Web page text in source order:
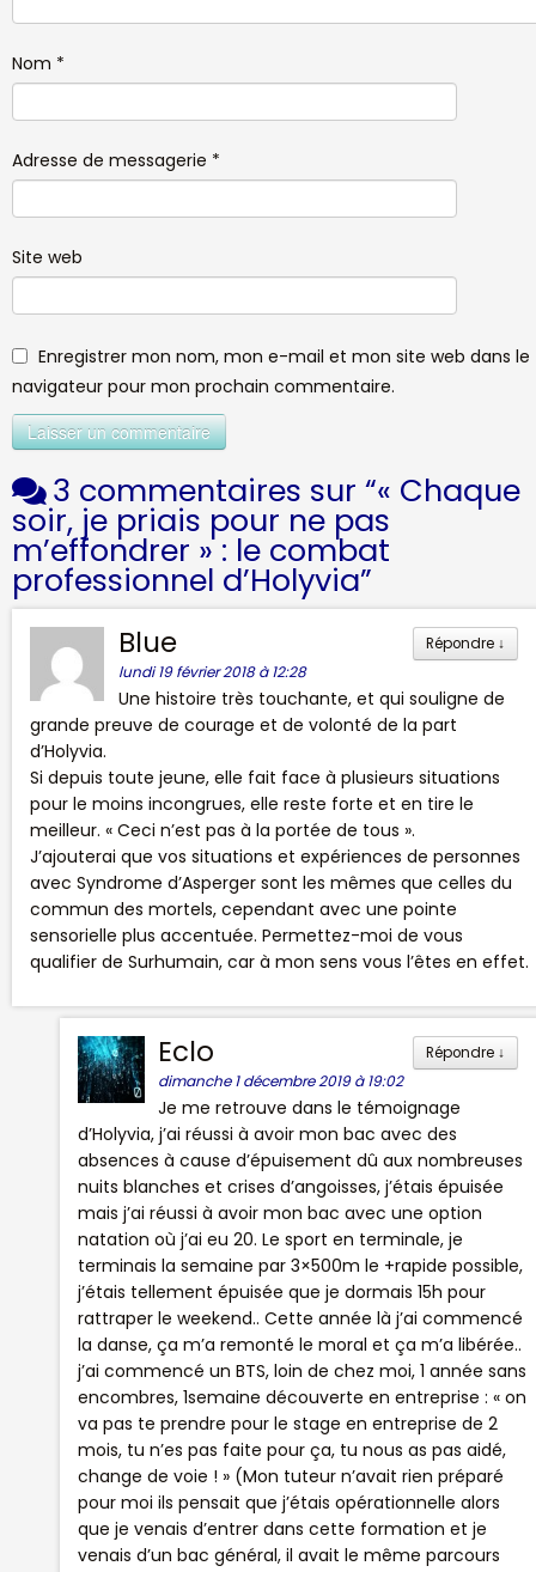
Nom *
Adresse de messagerie *
Site web
Enregistrer mon nom, mon e-mail et mon site web dans le
navigateur pour mon prochain commentaire.
3 commentaires sur “« Chaque
soir, je priais pour ne pas
m’effondrer » : le combat
professionnel d’Holyvia”
Répondre ↓
Blue
lundi 19 février 2018 à 12:28
Une histoire très touchante, et qui souligne de
grande preuve de courage et de volonté de la part
d’Holyvia.
Si depuis toute jeune, elle fait face à plusieurs situations
pour le moins incongrues, elle reste forte et en tire le
meilleur. « Ceci n’est pas à la portée de tous ».
J’ajouterai que vos situations et expériences de personnes
avec Syndrome d’Asperger sont les mêmes que celles du
commun des mortels, cependant avec une pointe
sensorielle plus accentuée. Permettez-moi de vous
qualifier de Surhumain, car à mon sens vous l’êtes en effet.
Répondre ↓
Eclo
dimanche 1 décembre 2019 à 19:02
Je me retrouve dans le témoignage
d’Holyvia, j’ai réussi à avoir mon bac avec des
absences à cause d’épuisement dû aux nombreuses
nuits blanches et crises d’angoisses, j’étais épuisée
mais j’ai réussi à avoir mon bac avec une option
natation où j’ai eu 20. Le sport en terminale, je
terminais la semaine par 3×500m le +rapide possible,
j’étais tellement épuisée que je dormais 15h pour
rattraper le weekend.. Cette année là j’ai commencé
la danse, ça m’a remonté le moral et ça m’a libérée..
j’ai commencé un BTS, loin de chez moi, 1 année sans
encombres, 1semaine découverte en entreprise : « on
va pas te prendre pour le stage en entreprise de 2
mois, tu n’es pas faite pour ça, tu nous as pas aidé,
change de voie ! » (Mon tuteur n’avait rien préparé
pour moi ils pensait que j’étais opérationnelle alors
que je venais d’entrer dans cette formation et je
venais d’un bac général, il avait le même parcours